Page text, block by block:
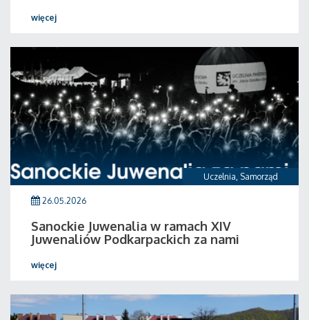
więcej
Uczelnia, Samorząd
26.05.2026
Sanockie Juwenalia w ramach XIV
Juwenaliów Podkarpackich za nami
więcej